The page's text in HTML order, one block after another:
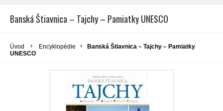
Banská Štiavnica – Tajchy – Pamiatky UNESCO
Úvod Encyklopédie
Banská Štiavnica – Tajchy – Pamiatky
UNESCO